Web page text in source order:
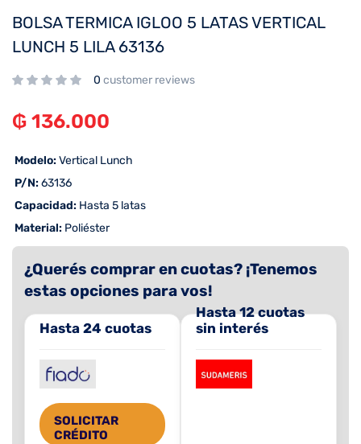
BOLSA TERMICA IGLOO 5 LATAS VERTICAL
LUNCH 5 LILA 63136
0 customer reviews
₲ 136.000
 Modelo:Vertical Lunch
 P/N:63136
 Capacidad: Hasta 5 latas
 Material: Poliéster
¿Querés comprar en cuotas? ¡Tenemos
estas opciones para vos!
Hasta 24 cuotas
SOLICITAR
CRÉDITO
Hasta 12 cuotas
sin interés